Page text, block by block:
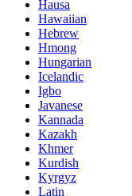
Hausa
Hawaiian
Hebrew
Hmong
Hungarian
Icelandic
Igbo
Javanese
Kannada
Kazakh
Khmer
Kurdish
Kyrgyz
Latin